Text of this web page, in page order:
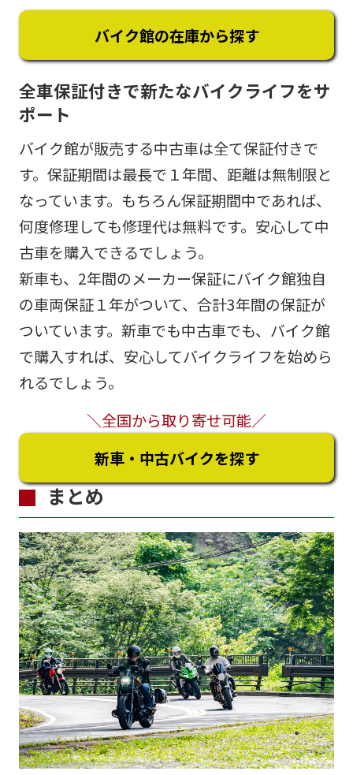
バイク館の在庫から探す
全車保証付きで新たなバイクライフをサ
ポート
バイク館が販売する中古車は全て保証付きで
す。保証期間は最長で１年間、距離は無制限と
なっています。もちろん保証期間中であれば、
何度修理しても修理代は無料です。安心して中
古車を購入できるでしょう。
新車も、2年間のメーカー保証にバイク館独自
の車両保証１年がついて、合計3年間の保証が
ついています。新車でも中古車でも、バイク館
で購入すれば、安心してバイクライフを始めら
れるでしょう。
＼全国から取り寄せ可能／
新車・中古バイクを探す
まとめ